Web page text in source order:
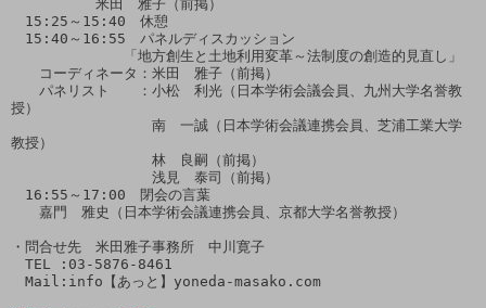
米田　雅子（前掲）
15:25～15:40　休憩
15:40～16:55　パネルディスカッション
「地方創生と土地利用変革～法制度の創造的見直し」
コーディネータ：米田　雅子（前掲）
パネリスト　　：小松　利光（日本学術会議会員、九州大学名誉教
授）
南　一誠（日本学術会議連携会員、芝浦工業大学
教授）
林　良嗣（前掲）
浅見　泰司（前掲）
16:55～17:00　閉会の言葉
嘉門　雅史（日本学術会議連携会員、京都大学名誉教授）
・問合せ先　米田雅子事務所　中川寛子
TEL :03-5876-8461